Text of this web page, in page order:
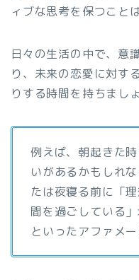
ィブな思考を保つこと
日々の生活の中で、意
り、未来の恋愛に対す
りする時間を持ちましょ
例えば、朝起きた
いがあるかもしれ
たは夜寝る前に「
間を過ごしている
といったアファメ